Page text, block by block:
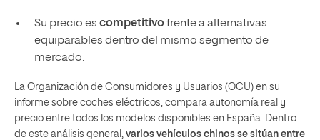
Su precio es competitivofrente a alternativas
equiparables dentro del mismo segmento de
mercado.
La Organización de Consumidores y Usuarios (OCU) en su
informe sobre coches eléctricos, compara autonomía real y
precio entre todos los modelos disponibles en España. Dentro
de este análisis general, varios vehículos chinos se sitúan entre